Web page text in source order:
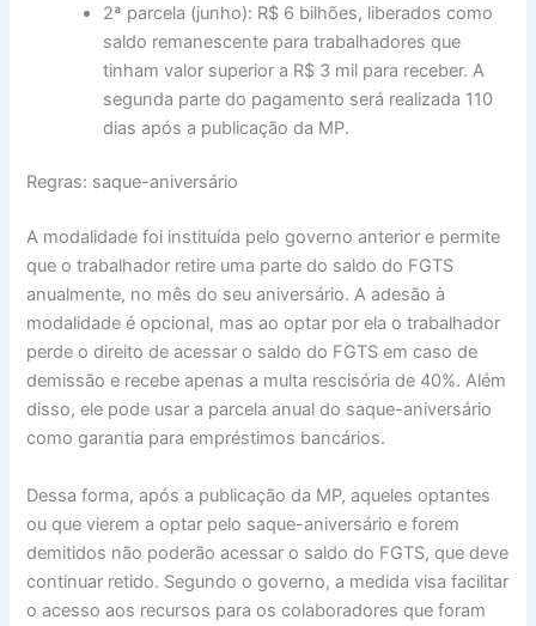
2ª parcela (junho): R$ 6 bilhões, liberados como
saldo remanescente para trabalhadores que
tinham valor superior a R$ 3 mil para receber. A
segunda parte do pagamento será realizada 110
dias após a publicação da MP.
Regras: saque-aniversário
A modalidade foi instituída pelo governo anterior e permite
que o trabalhador retire uma parte do saldo do FGTS
anualmente, no mês do seu aniversário. A adesão à
modalidade é opcional, mas ao optar por ela o trabalhador
perde o direito de acessar o saldo do FGTS em caso de
demissão e recebe apenas a multa rescisória de 40%. Além
disso, ele pode usar a parcela anual do saque-aniversário
como garantia para empréstimos bancários.
Dessa forma, após a publicação da MP, aqueles optantes
ou que vierem a optar pelo saque-aniversário e forem
demitidos não poderão acessar o saldo do FGTS, que deve
continuar retido. Segundo o governo, a medida visa facilitar
o acesso aos recursos para os colaboradores que foram